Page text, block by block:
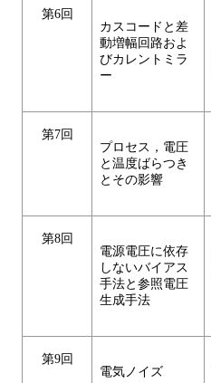
第6回
カスコードと差
動増幅回路およ
びカレントミラ
ー
第7回
プロセス，電圧
と温度ばらつき
とその影響
第8回
電源電圧に依存
しないバイアス
手法と参照電圧
生成手法
第9回
電気ノイズ